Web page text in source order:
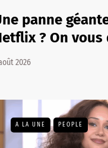
panne
? On
2026
A LA UNE PEOPLE